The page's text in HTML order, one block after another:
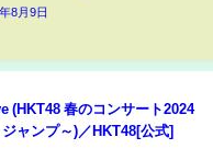
8月9日
ャンプ～)／HKT48[公式]